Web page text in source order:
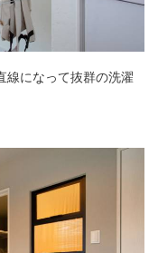
線になって抜群の洗濯